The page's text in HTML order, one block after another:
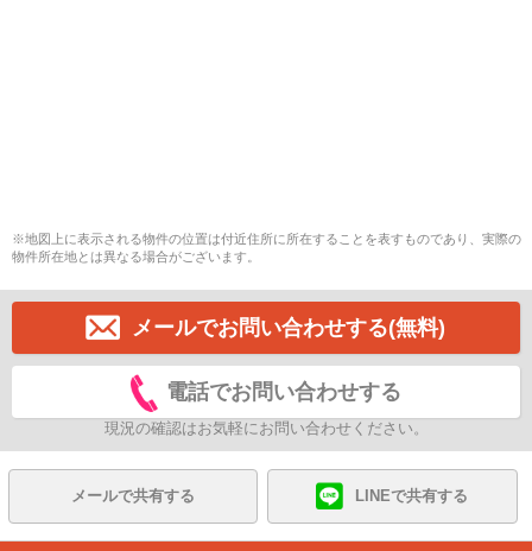
※地図上に表示される物件の位置は付近住所に所在することを表すものであり、実際の
物件所在地とは異なる場合がございます。
メールでお問い合わせする(無料)
電話でお問い合わせする
現況の確認はお気軽にお問い合わせください。
メールで共有する LINEで共有する